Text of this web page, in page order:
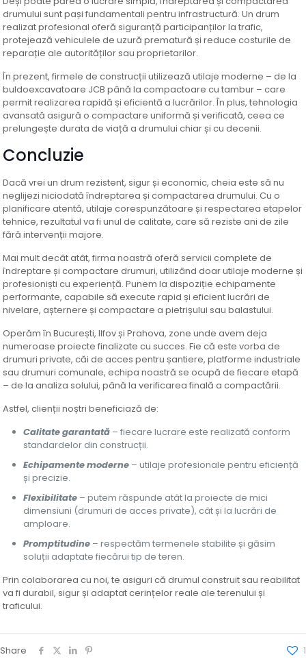
drumului sunt pași fundamentali pentru infrastructură. Un drum
realizat profesional oferă siguranță participanților la trafic,
protejează vehiculele de uzură prematură și reduce costurile de
reparație ale autorităților sau proprietarilor.
În prezent, firmele de construcții utilizează utilaje moderne – de la
buldoexcavatoare JCB până la compactoare cu tambur – care
permit realizarea rapidă și eficientă a lucrărilor. În plus, tehnologia
avansată asigură o compactare uniformă și verificată, ceea ce
prelungește durata de viață a drumului chiar și cu decenii.
Concluzie
Dacă vrei un drum rezistent, sigur și economic, cheia este să nu
neglijezi niciodată îndreptarea și compactarea drumului. Cu o
planificare atentă, utilaje corespunzătoare și respectarea etapelor
tehnice, rezultatul va fi unul de calitate, care să reziste ani de zile
fără intervenții majore.
Mai mult decât atât, firma noastră oferă servicii complete de
îndreptare și compactare drumuri, utilizând doar utilaje moderne și
profesioniști cu experiență. Punem la dispoziție echipamente
performante, capabile să execute rapid și eficient lucrări de
nivelare, așternere și compactare a pietrișului sau balastului.
Operăm în București, Ilfov și Prahova, zone unde avem deja
numeroase proiecte finalizate cu succes. Fie că este vorba de
drumuri private, căi de acces pentru șantiere, platforme industriale
sau drumuri comunale, echipa noastră se ocupă de fiecare etapă
– de la analiza solului, până la verificarea finală a compactării.
Astfel, clienții noștri beneficiază de:
Calitate garantată – fiecare lucrare este realizată conform
standardelor din construcții.
Echipamente moderne – utilaje profesionale pentru eficiență
și precizie.
Flexibilitate – putem răspunde atât la proiecte de mici
dimensiuni (drumuri de acces private), cât și la lucrări de
amploare.
Promptitudine – respectăm termenele stabilite și găsim
soluții adaptate fiecărui tip de teren.
Prin colaborarea cu noi, te asiguri că drumul construit sau reabilitat
va fi durabil, sigur și adaptat cerințelor reale ale terenului și
traficului.
Share 1